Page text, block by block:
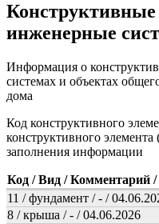
инженерные
Информация о
системах и объектах
дома
Код конструктивного
конструктивного
заполнения информации
Код / Вид / Комментарий /
11 / фундамент / - /
8 / крыша / - / 04.06.2026